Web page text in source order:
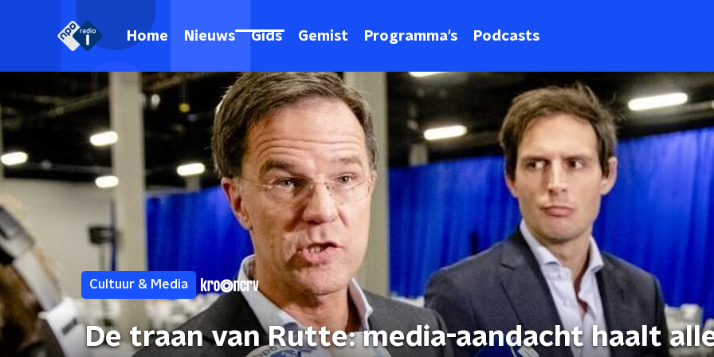
Home Nieuws Gids Gemist Programma's Podcasts
Cultuur & Media
De traan van Rutte: media-aandacht haalt